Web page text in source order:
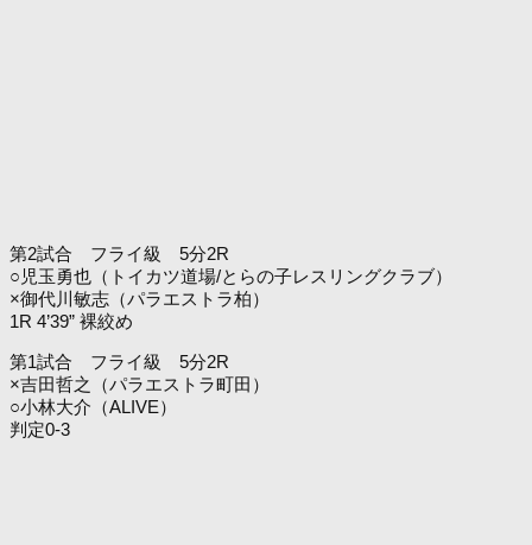
第2試合 フライ級 5分2R
○児玉勇也（トイカツ道場/とらの子レスリングクラブ）
×御代川敏志（パラエストラ柏）
1R 4’39” 裸絞め
第1試合 フライ級 5分2R
×吉田哲之（パラエストラ町田）
○小林大介（ALIVE）
判定0-3